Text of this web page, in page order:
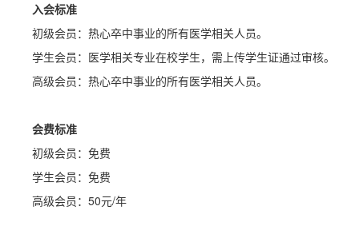
入会标准
初级会员：热心卒中事业的所有医学相关人员。
学生会员：医学相关专业在校学生，需上传学生证通过审核。
高级会员：热心卒中事业的所有医学相关人员。
会费标准
初级会员：免费
学生会员：免费
高级会员：50元/年